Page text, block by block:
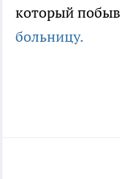
который
больницу.